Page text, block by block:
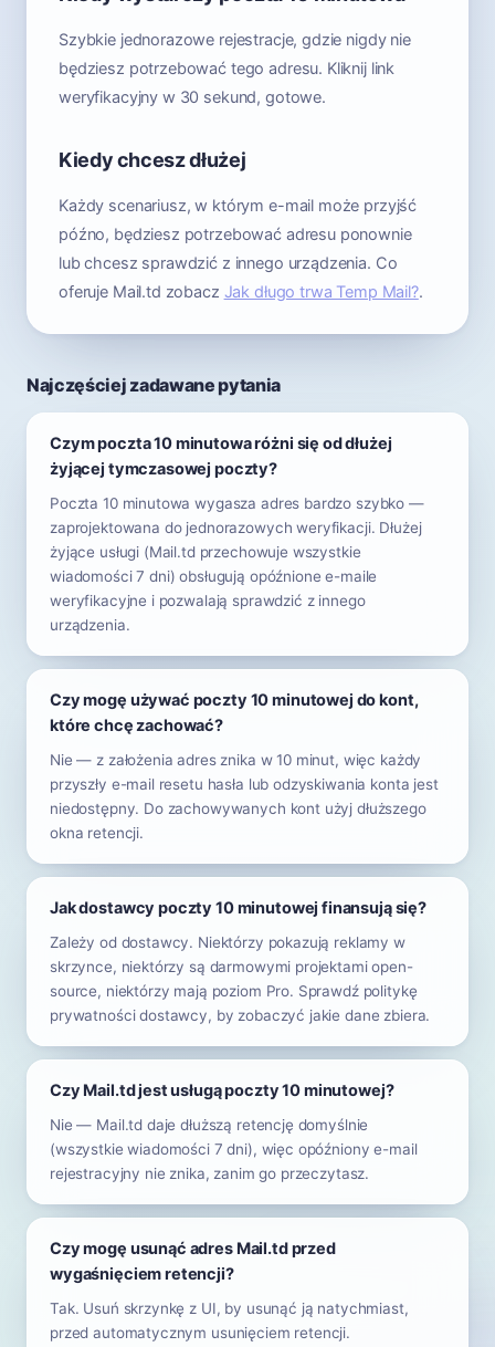
Szybkie jednorazowe rejestracje, gdzie nigdy nie
będziesz potrzebować tego adresu. Kliknij link
weryfikacyjny w 30 sekund, gotowe.
Kiedy chcesz dłużej
Każdy scenariusz, w którym e-mail może przyjść
późno, będziesz potrzebować adresu ponownie
lub chcesz sprawdzić z innego urządzenia. Co
oferuje Mail.td zobacz Jak długo trwa Temp Mail?.
Najczęściej zadawane pytania
Czym poczta 10 minutowa różni się od dłużej
żyjącej tymczasowej poczty?
Poczta 10 minutowa wygasza adres bardzo szybko —
zaprojektowana do jednorazowych weryfikacji. Dłużej
żyjące usługi (Mail.td przechowuje wszystkie
wiadomości 7 dni) obsługują opóźnione e-maile
weryfikacyjne i pozwalają sprawdzić z innego
urządzenia.
Czy mogę używać poczty 10 minutowej do kont,
które chcę zachować?
Nie — z założenia adres znika w 10 minut, więc każdy
przyszły e-mail resetu hasła lub odzyskiwania konta jest
niedostępny. Do zachowywanych kont użyj dłuższego
okna retencji.
Jak dostawcy poczty 10 minutowej finansują się?
Zależy od dostawcy. Niektórzy pokazują reklamy w
skrzynce, niektórzy są darmowymi projektami open-
source, niektórzy mają poziom Pro. Sprawdź politykę
prywatności dostawcy, by zobaczyć jakie dane zbiera.
Czy Mail.td jest usługą poczty 10 minutowej?
Nie — Mail.td daje dłuższą retencję domyślnie
(wszystkie wiadomości 7 dni), więc opóźniony e-mail
rejestracyjny nie znika, zanim go przeczytasz.
Czy mogę usunąć adres Mail.td przed
wygaśnięciem retencji?
Tak. Usuń skrzynkę z UI, by usunąć ją natychmiast,
przed automatycznym usunięciem retencji.